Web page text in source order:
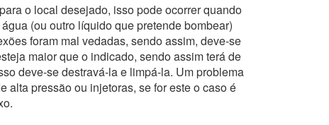
o local desejado, isso pode ocorrer quando
(ou outro líquido que pretende bombear)
foram mal vedadas, sendo assim, deve-se
maior que o indicado, sendo assim terá de
deve-se destravá-la e limpá-la. Um problema
alta pressão ou injetoras, se for este o caso é